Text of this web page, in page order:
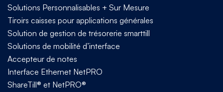
Solutions Personnalisables + Sur Mesure
Tiroirs caisses pour applications générales
Solution de gestion de trésorerie smarttill
Solutions de mobilité d’interface
Accepteur de notes
Interface Ethernet NetPRO
ShareTill® et NetPRO®